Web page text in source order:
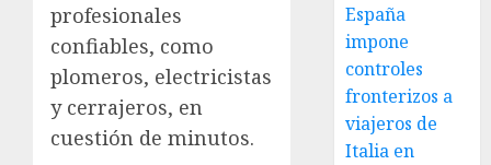
profesionales
confiables, como
plomeros, electricistas
y cerrajeros, en
cuestión de minutos.
España
impone
controles
fronterizos a
viajeros de
Italia en